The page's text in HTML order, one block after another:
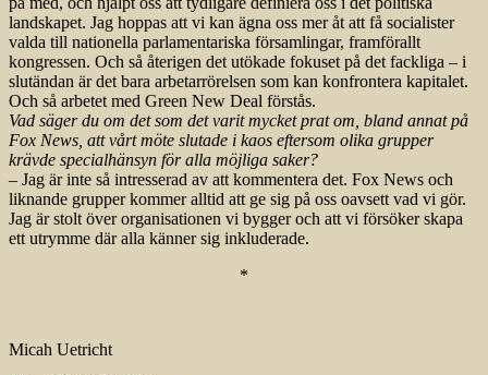
landskapet. Jag hoppas att vi kan ägna oss mer åt att få socialister
valda till nationella parlamentariska församlingar, framförallt
kongressen. Och så återigen det utökade fokuset på det fackliga – i
slutändan är det bara arbetarrörelsen som kan konfrontera kapitalet.
Och så arbetet med Green New Deal förstås.
Vad säger du om det som det varit mycket prat om, bland annat på
Fox News, att vårt möte slutade i kaos eftersom olika grupper
krävde specialhänsyn för alla möjliga saker?
– Jag är inte så intresserad av att kommentera det. Fox News och
liknande grupper kommer alltid att ge sig på oss oavsett vad vi gör.
Jag är stolt över organisationen vi bygger och att vi försöker skapa
ett utrymme där alla känner sig inkluderade.
*
Micah Uetricht